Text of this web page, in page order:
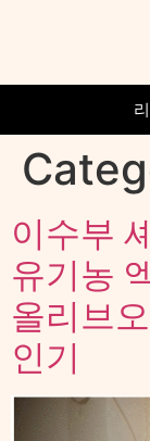
이수부
유기농
올리브
인기